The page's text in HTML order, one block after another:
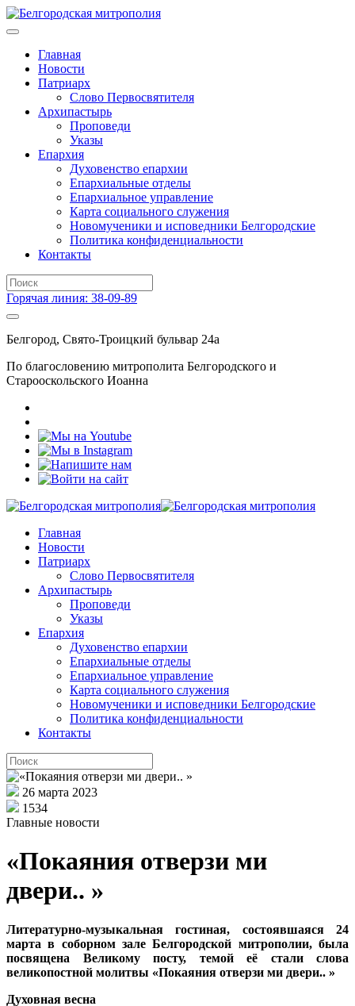
Главная
Новости
Патриарх
Слово Первосвятителя
Архипастырь
Проповеди
Указы
Епархия
Духовенство епархии
Епархиальные отделы
Епархиальное управление
Карта социального служения
Новомученики и исповедники Белгородские
Политика конфиденциальности
Контакты
Горячая линия: 38-09-89
Белгород, Свято-Троицкий бульвар 24а
По благословению митрополита Белгородского и
Старооскольского Иоанна
Главная
Новости
Патриарх
Слово Первосвятителя
Архипастырь
Проповеди
Указы
Епархия
Духовенство епархии
Епархиальные отделы
Епархиальное управление
Карта социального служения
Новомученики и исповедники Белгородские
Политика конфиденциальности
Контакты
26 марта 2023
1534
Главные новости
«Покаяния отверзи ми
двери.. »
Литературно-музыкальная гостиная, состоявшаяся 24
марта в соборном зале Белгородской митрополии, была
посвящена Великому посту, темой её стали слова
великопостной молитвы «Покаяния отверзи ми двери.. »
Духовная весна